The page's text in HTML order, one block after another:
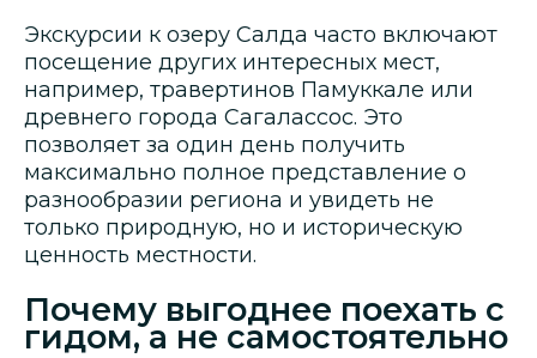
Экскурсии к озеру Салда часто включают
посещение других интересных мест,
например, травертинов Памуккале или
древнего города Сагалассос. Это
позволяет за один день получить
максимально полное представление о
разнообразии региона и увидеть не
только природную, но и историческую
ценность местности.
Почему выгоднее поехать с
гидом, а не самостоятельно